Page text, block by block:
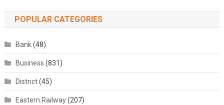
POPULAR CATEGORIES
Bank(48)
Business (831)
District(45)
Eastern Railway(207)